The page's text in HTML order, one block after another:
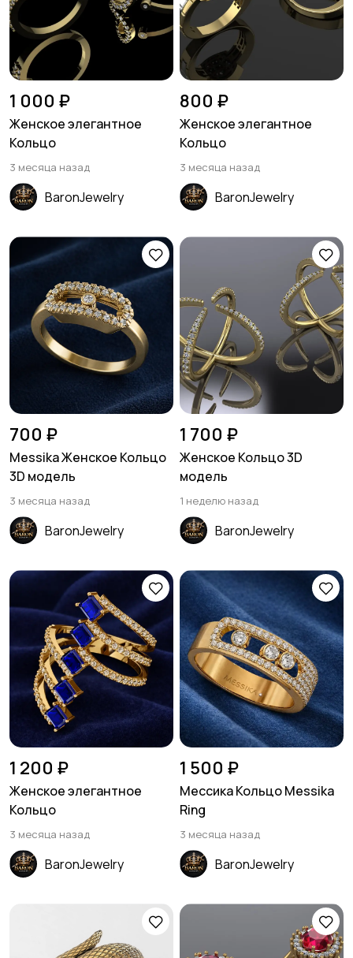
1 000 ₽
Женское элегантное
Кольцо
3 месяца назад
BaronJewelry
800 ₽
Женское элегантное
Кольцо
3 месяца назад
BaronJewelry
700 ₽
Messika Женское Кольцо
3D модель
3 месяца назад
BaronJewelry
1 700 ₽
Женское Кольцо 3D
модель
1 неделю назад
BaronJewelry
1 200 ₽
Женское элегантное
Кольцо
3 месяца назад
BaronJewelry
1 500 ₽
Мессика Кольцо Messika
Ring
3 месяца назад
BaronJewelry